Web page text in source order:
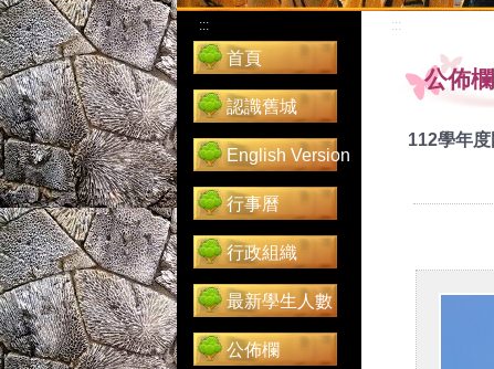
:::
首頁
認識舊城
English Version
行事曆
行政組織
最新學生人數
公佈欄
:::
公佈欄
112學年